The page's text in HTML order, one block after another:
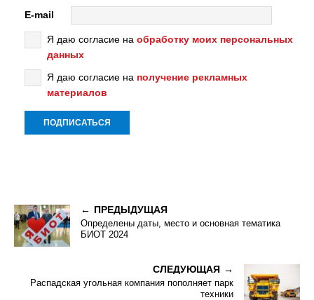
E-mail
Я даю согласие на обработку моих персональных
данных
Я даю согласие на получение рекламных
материалов
ПРЕДЫДУЩАЯ
Определены даты, место и основная тематика
БИОТ 2024
СЛЕДУЮЩАЯ
Распадская угольная компания пополняет парк
техники